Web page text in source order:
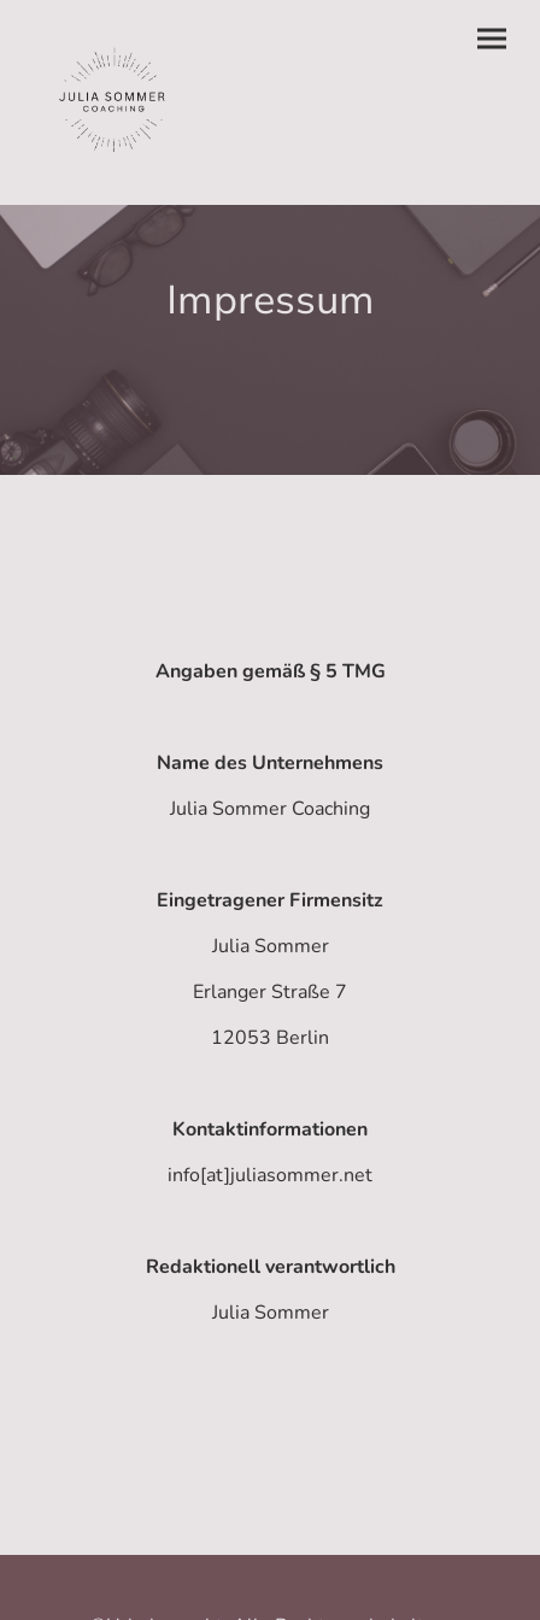
Impressum
Angaben gemäß § 5 TMG
Name des Unternehmens
Julia Sommer Coaching
Eingetragener Firmensitz
Julia Sommer
Erlanger Straße 7
12053 Berlin
Kontaktinformationen
info[at]juliasommer.net
Redaktionell verantwortlich
Julia Sommer